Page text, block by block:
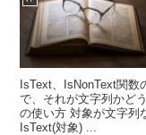
IsText、IsNonText関数
で、それが文字列かど
の使い方 対象が文字列
IsText(対象) ...